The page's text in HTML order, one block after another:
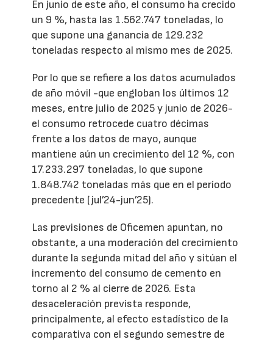
En junio de este año, el consumo ha crecido
un 9 %, hasta las 1.562.747 toneladas, lo
que supone una ganancia de 129.232
toneladas respecto al mismo mes de 2025.
Por lo que se refiere a los datos acumulados
de año móvil -que engloban los últimos 12
meses, entre julio de 2025 y junio de 2026-
el consumo retrocede cuatro décimas
frente a los datos de mayo, aunque
mantiene aún un crecimiento del 12 %, con
17.233.297 toneladas, lo que supone
1.848.742 toneladas más que en el período
precedente (jul’24-jun’25).
Las previsiones de Oficemen apuntan, no
obstante, a una moderación del crecimiento
durante la segunda mitad del año y sitúan el
incremento del consumo de cemento en
torno al 2 % al cierre de 2026. Esta
desaceleración prevista responde,
principalmente, al efecto estadístico de la
comparativa con el segundo semestre de